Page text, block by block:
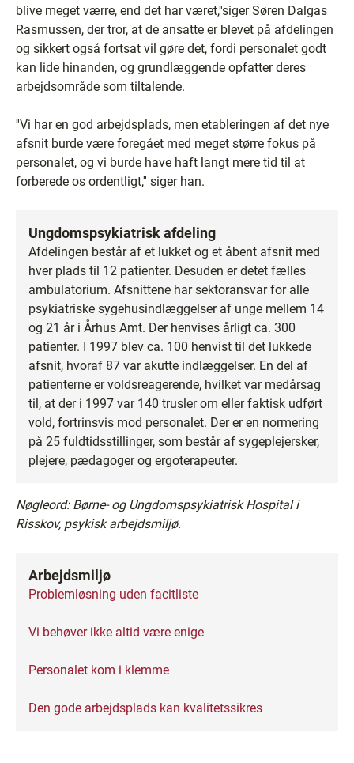
blive meget værre, end det har været,''siger Søren Dalgas
Rasmussen, der tror, at de ansatte er blevet på afdelingen
og sikkert også fortsat vil gøre det, fordi personalet godt
kan lide hinanden, og grundlæggende opfatter deres
arbejdsområde som tiltalende.
''Vi har en god arbejdsplads, men etableringen af det nye
afsnit burde være foregået med meget større fokus på
personalet, og vi burde have haft langt mere tid til at
forberede os ordentligt,'' siger han.
Ungdomspsykiatrisk afdeling
Afdelingen består af et lukket og et åbent afsnit med
hver plads til 12 patienter. Desuden er detet fælles
ambulatorium. Afsnittene har sektoransvar for alle
psykiatriske sygehusindlæggelser af unge mellem 14
og 21 år i Århus Amt. Der henvises årligt ca. 300
patienter. I 1997 blev ca. 100 henvist til det lukkede
afsnit, hvoraf 87 var akutte indlæggelser. En del af
patienterne er voldsreagerende, hvilket var medårsag
til, at der i 1997 var 140 trusler om eller faktisk udført
vold, fortrinsvis mod personalet. Der er en normering
på 25 fuldtidsstillinger, som består af sygeplejersker,
plejere, pædagoger og ergoterapeuter.
Nøgleord: Børne- og Ungdomspsykiatrisk Hospital i
Risskov, psykisk arbejdsmiljø.
Arbejdsmiljø
Problemløsning uden facitliste
Vi behøver ikke altid være enige
Personalet kom i klemme
Den gode arbejdsplads kan kvalitetssikres